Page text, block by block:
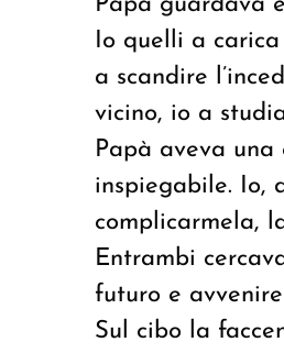
Io quelli a
a scandire
vicino, io a
Papà aveva una
inspiegabile. Io,
complicarmela,
Entrambi
futuro e
Sul cibo la